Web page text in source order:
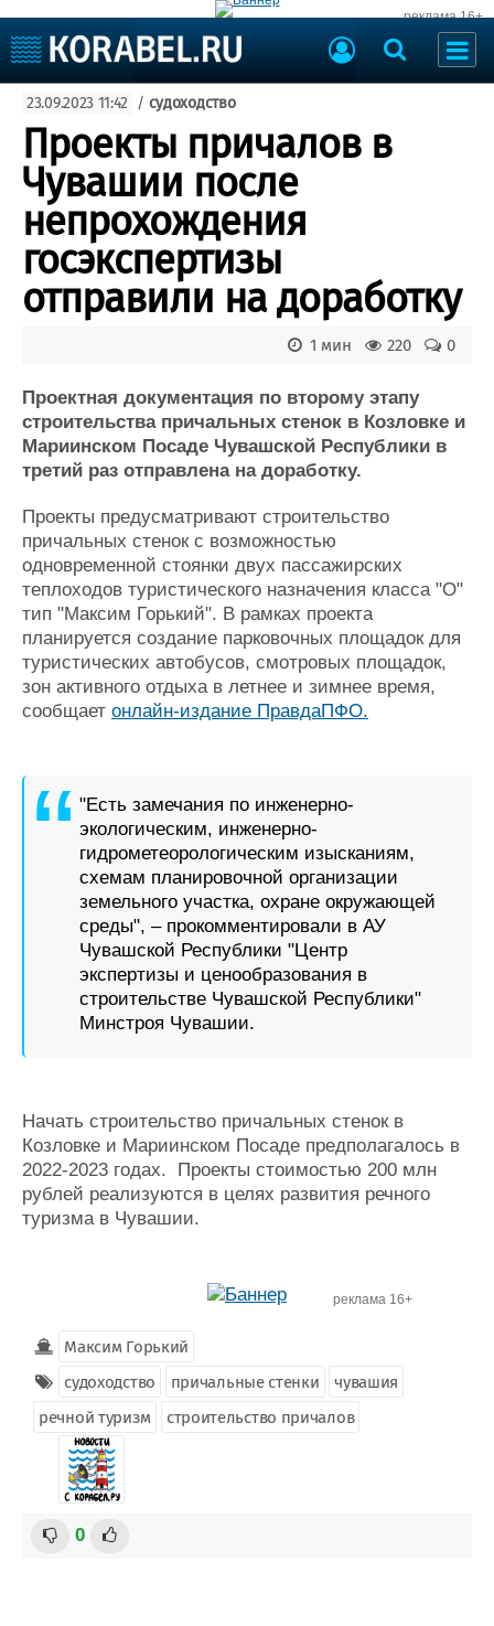
реклама 16+
Судоходство
Судоремонт
События
Пресс-релизы
Порты
Рыболовство
ВМФ
Образование
Яхты и катера
Еще
Судостроение
Компании
Репутация
Работа
Крюинг
Журнал
Реклама
Торговая площадка
Доска объявлений
Оборудование
Изделия
Материалы
Конференции
Выставки и семинары
Личности
Словарь
Флот
Галерея флота
Форум
Отзывы
Все службы
23.09.2023 11:42 / судоходство
Проекты причалов в
Чувашии после
непрохождения
госэкспертизы
отправили на доработку
0
220
1 мин
Проектная документация по второму этапу
строительства причальных стенок в Козловке и
Мариинском Посаде Чувашской Республики в
третий раз отправлена на доработку.
Проекты предусматривают строительство
причальных стенок с возможностью
одновременной стоянки двух пассажирских
теплоходов туристического назначения класса "О"
тип "Максим Горький". В рамках проекта
планируется создание парковочных площадок для
туристических автобусов, смотровых площадок,
зон активного отдыха в летнее и зимнее время,
сообщает онлайн-издание ПравдаПФО.
"Есть замечания по инженерно-
экологическим, инженерно-
гидрометеорологическим изысканиям,
схемам планировочной организации
земельного участка, охране окружающей
среды", – прокомментировали в АУ
Чувашской Республики "Центр
экспертизы и ценообразования в
строительстве Чувашской Республики"
Минстроя Чувашии.
Начать строительство причальных стенок в
Козловке и Мариинском Посаде предполагалось в
2022-2023 годах. Проекты стоимостью 200 млн
рублей реализуются в целях развития речного
туризма в Чувашии.
реклама 16+
Максим Горький
судоходство
причальные стенки
чувашия
речной туризм
строительство причалов
0